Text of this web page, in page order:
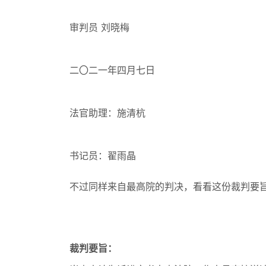
审判员 刘晓梅
二〇二一年四月七日
法官助理：施清杭
书记员：翟雨晶
不过同样来自最高院的判决，看看这份裁判要
裁判要旨：